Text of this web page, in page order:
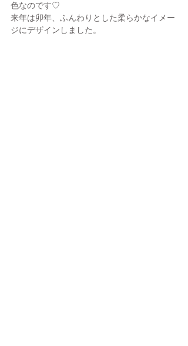
色なのです♡
来年は卯年、ふんわりとした柔らかなイメー
ジにデザインしました。